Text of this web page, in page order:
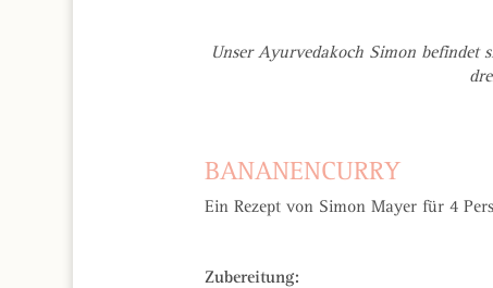
Unser Ayurvedakoch Simon
BANANENCURRY
Ein Rezept von Simon Mayer für 4
Zubereitung: